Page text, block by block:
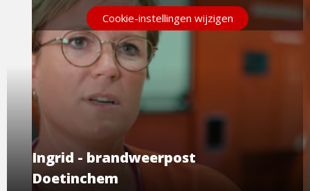
Cookie-instellingen wijzigen
Ingrid - brandweerpost
Doetinchem